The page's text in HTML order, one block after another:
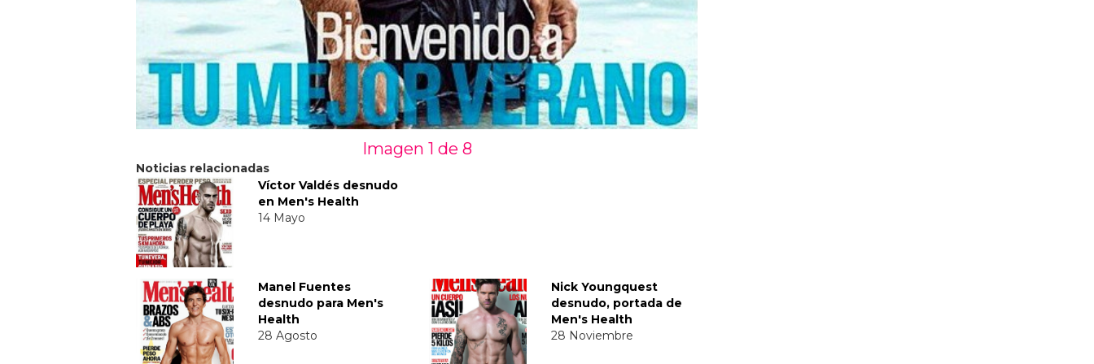
Imagen 1 de 8
Noticias relacionadas
Víctor Valdés desnudo
en Men's Health
14 Mayo
Manel Fuentes
desnudo para Men's
Health
28 Agosto
Nick Youngquest
desnudo, portada de
Men's Health
28 Noviembre